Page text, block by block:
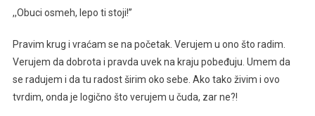
,,Obuci osmeh, lepo ti stoji!’’
Pravim krug i vraćam se na početak. Verujem u ono što radim.
Verujem da dobrota i pravda uvek na kraju pobeđuju. Umem da
se radujem i da tu radost širim oko sebe. Ako tako živim i ovo
tvrdim, onda je logično što verujem u čuda, zar ne?!